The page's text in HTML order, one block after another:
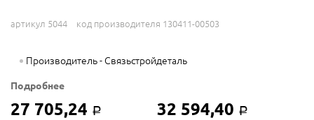
артикул 5044 код производителя 130411-00503
Производитель - Связьстройдеталь
Подробнее
27 705,24 Р 32 594,40 Р